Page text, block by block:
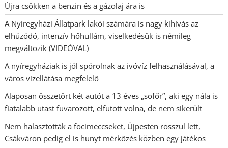
Újra csökken a benzin és a gázolaj ára is
A Nyíregyházi Állatpark lakói számára is nagy kihívás az
elhúzódó, intenzív hőhullám, viselkedésük is némileg
megváltozik (VIDEÓVAL)
A nyíregyháziak is jól spórolnak az ivóvíz felhasználásával, a
város vízellátása megfelelő
Alaposan összetört két autót a 13 éves „sofőr”, aki egy nála is
fiatalabb utast fuvarozott, elfutott volna, de nem sikerült
Nem halasztották a focimeccseket, Újpesten rosszul lett,
Csákváron pedig el is hunyt mérkőzés közben egy játékos